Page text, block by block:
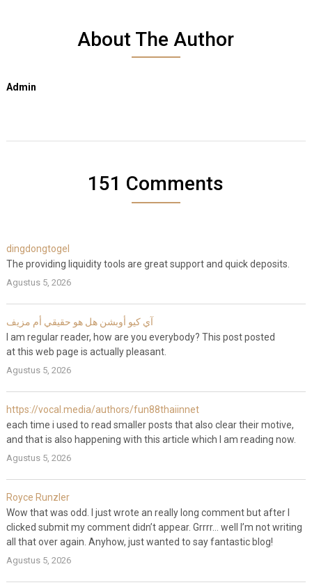
About The Author
Admin
151 Comments
dingdongtogel
The providing liquidity tools are great support and quick deposits.
Agustus 5, 2026
آي كيو أوبشن هل هو حقيقي أم مزيف
I am regular reader, how are you everybody? This post posted
at this web page is actually pleasant.
Agustus 5, 2026
https://vocal.media/authors/fun88thaiinnet
each time i used to read smaller posts that also clear their motive,
and that is also happening with this article which I am reading now.
Agustus 5, 2026
Royce Runzler
Wow that was odd. I just wrote an really long comment but after I
clicked submit my comment didn’t appear. Grrrr… well I’m not writing
all that over again. Anyhow, just wanted to say fantastic blog!
Agustus 5, 2026